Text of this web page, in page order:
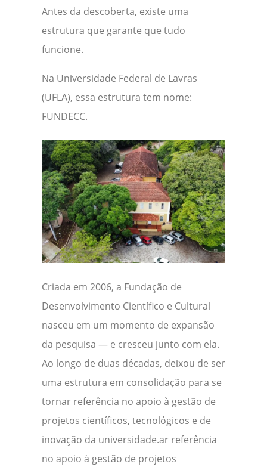
Antes da descoberta, existe uma
estrutura que garante que tudo
funcione.
Na Universidade Federal de Lavras
(UFLA), essa estrutura tem nome:
FUNDECC.
Criada em 2006, a Fundação de
Desenvolvimento Científico e Cultural
nasceu em um momento de expansão
da pesquisa — e cresceu junto com ela.
Ao longo de duas décadas, deixou de ser
uma estrutura em consolidação para se
tornar referência no apoio à gestão de
projetos científicos, tecnológicos e de
inovação da universidade.ar referência
no apoio à gestão de projetos